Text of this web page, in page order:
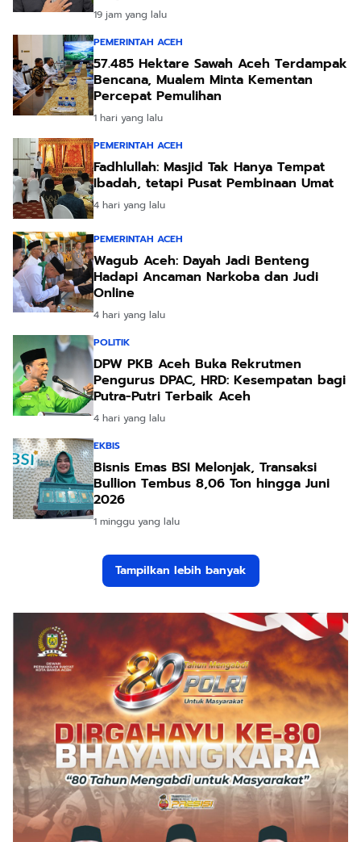
19 jam yang lalu
PEMERINTAH ACEH
57.485 Hektare Sawah Aceh Terdampak
Bencana, Mualem Minta Kementan
Percepat Pemulihan
1 hari yang lalu
PEMERINTAH ACEH
Fadhlullah: Masjid Tak Hanya Tempat
Ibadah, tetapi Pusat Pembinaan Umat
4 hari yang lalu
PEMERINTAH ACEH
Wagub Aceh: Dayah Jadi Benteng
Hadapi Ancaman Narkoba dan Judi
Online
4 hari yang lalu
POLITIK
DPW PKB Aceh Buka Rekrutmen
Pengurus DPAC, HRD: Kesempatan bagi
Putra-Putri Terbaik Aceh
4 hari yang lalu
EKBIS
Bisnis Emas BSI Melonjak, Transaksi
Bullion Tembus 8,06 Ton hingga Juni
2026
1 minggu yang lalu
Tampilkan lebih banyak